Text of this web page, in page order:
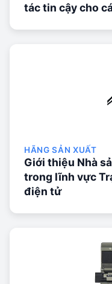
tác tin cậy cho
HÃNG SẢN XUẤT
Giới thiệu Nhà
trong lĩnh vực
điện tử